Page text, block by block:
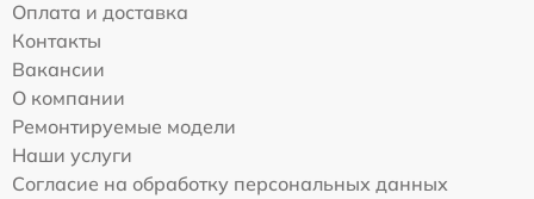
Оплата и доставка
Контакты
Вакансии
О компании
Ремонтируемые модели
Наши услуги
Согласие на обработку персональных данных